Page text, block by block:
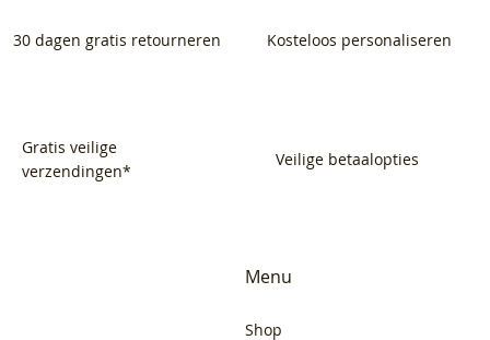
30 dagen gratis retourneren Kosteloos personaliseren
Gratis veilige
verzendingen*
Veilige betaalopties
Menu
Shop